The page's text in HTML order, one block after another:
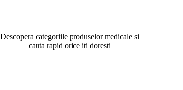
Descopera categoriile produselor medicale si
cauta rapid orice iti doresti